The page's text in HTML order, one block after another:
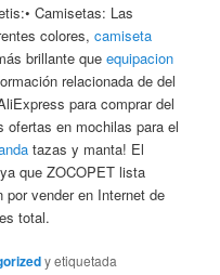
Camisetas: Las
colores,camiseta
brillante queequipacion
relacionada de del
para comprar del
ofertas en mochilas para el
tazas y manta! El
que ZOCOPET lista
vender en Internet de
total.
y etiquetada